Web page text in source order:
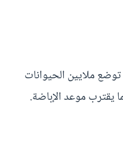
ملايين الحيوانات
يقترب موعد الإباضة.